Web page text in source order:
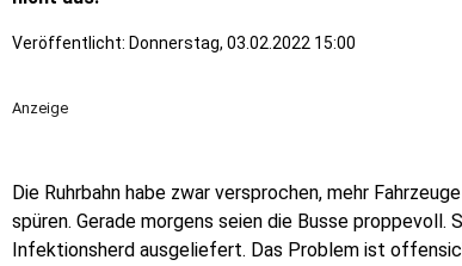
Veröffentlicht: Donnerstag, 03.02.2022 15:00
Anzeige
Die Ruhrbahn habe zwar versprochen, mehr
spüren. Gerade morgens seien die Busse proppevoll.
Infektionsherd ausgeliefert. Das Problem ist